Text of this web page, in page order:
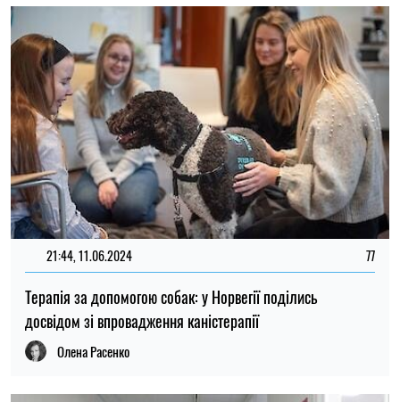
21:44, 11.06.2024 77
Терапія за допомогою собак: у Норвегії поділись
досвідом зі впровадження каністерапії
Олена Расенко